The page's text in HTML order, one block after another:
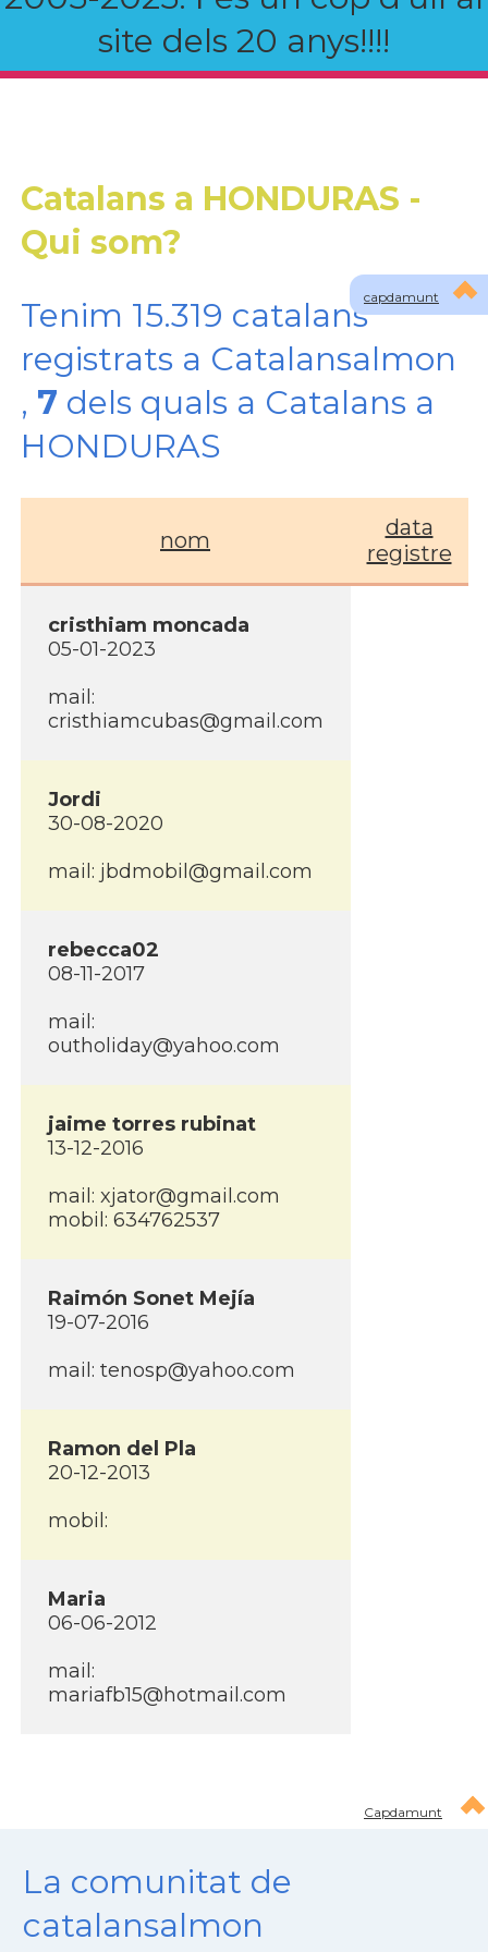
site dels 20 anys!!!!
capdamunt
Catalans a HONDURAS -
Qui som?
Tenim 15.319 catalans
registrats a Catalansalmon
, 7 dels quals a Catalans a
HONDURAS
nom
data
registre
cristhiam moncada
05-01-2023
mail:
cristhiamcubas@gmail.com
Jordi
30-08-2020
mail: jbdmobil@gmail.com
rebecca02
08-11-2017
mail:
outholiday@yahoo.com
jaime torres rubinat
13-12-2016
mail: xjator@gmail.com
mobil: 634762537
Raimón Sonet Mejí­a
19-07-2016
mail: tenosp@yahoo.com
Ramon del Pla
20-12-2013
mobil:
Maria
06-06-2012
mail:
mariafb15@hotmail.com
Capdamunt
La comunitat de
catalansalmon